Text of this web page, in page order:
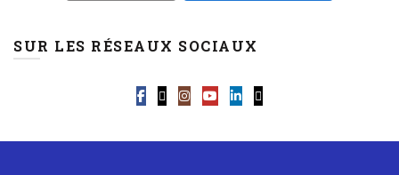
SUR LES RÉSEAUX SOCIAUX